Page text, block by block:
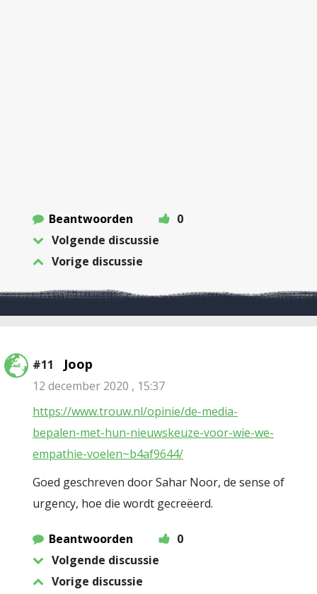
Beantwoorden
0
Volgende discussie
Vorige discussie
#11 Joop
12 december 2020 , 15:37
https://www.trouw.nl/opinie/de-media-
bepalen-met-hun-nieuwskeuze-voor-wie-we-
empathie-voelen~b4af9644/
Goed geschreven door Sahar Noor, de sense of
urgency, hoe die wordt gecreëerd.
Beantwoorden
0
Volgende discussie
Vorige discussie